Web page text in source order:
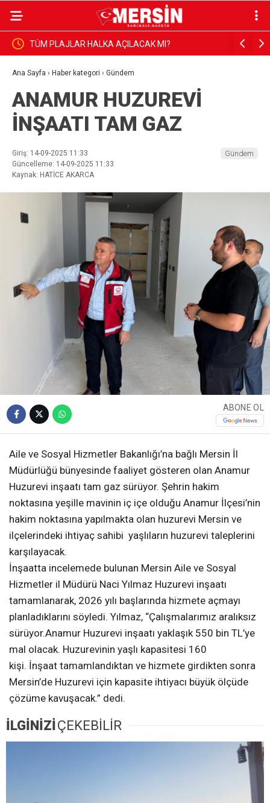
10,57 TÜM PLAJLAR HALKA AÇILACAK MI? E-
Ana Sayfa › Haber kategori › Gündem
ANAMUR HUZUREVİ
İNŞAATI TAM GAZ
Giriş: 14-09-2025 11:33
Güncelleme: 14-09-2025 11:33
Kaynak: HATİCE AKARCA
Gündem
ABONE OL
Aile ve Sosyal Hizmetler Bakanlığı’na bağlı Mersin İl
Müdürlüğü bünyesinde faaliyet gösteren olan Anamur
Huzurevi inşaatı tam gaz sürüyor. Şehrin hakim
noktasına yeşille mavinin iç içe olduğu Anamur İlçesi’nin
hakim noktasına yapılmakta olan huzurevi Mersin ve
ilçelerindeki ihtiyaç sahibi yaşlıların huzurevi taleplerini
karşılayacak.
İnşaatta incelemede bulunan Mersin Aile ve Sosyal
Hizmetler il Müdürü Naci Yılmaz Huzurevi inşaatı
tamamlanarak, 2026 yılı başlarında hizmete açmayı
planladıklarını söyledi. Yılmaz, “Çalışmalarımız aralıksız
sürüyor.Anamur Huzurevi inşaatı yaklaşık 550 bin TL’ye
mal olacak. Huzurevinin yaşlı kapasitesi 160
kişi. İnşaat tamamlandıktan ve hizmete girdikten sonra
Mersin’de Huzurevi için kapasite ihtiyacı büyük ölçüde
çözüme kavuşacak.” dedi.
İLGİNİZİÇEKEBİLİR